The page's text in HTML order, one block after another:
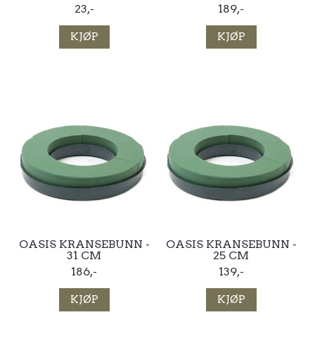
23,-
KJØP
189,-
KJØP
OASIS KRANSEBUNN -
31 CM
186,-
KJØP
OASIS KRANSEBUNN -
25 CM
139,-
KJØP